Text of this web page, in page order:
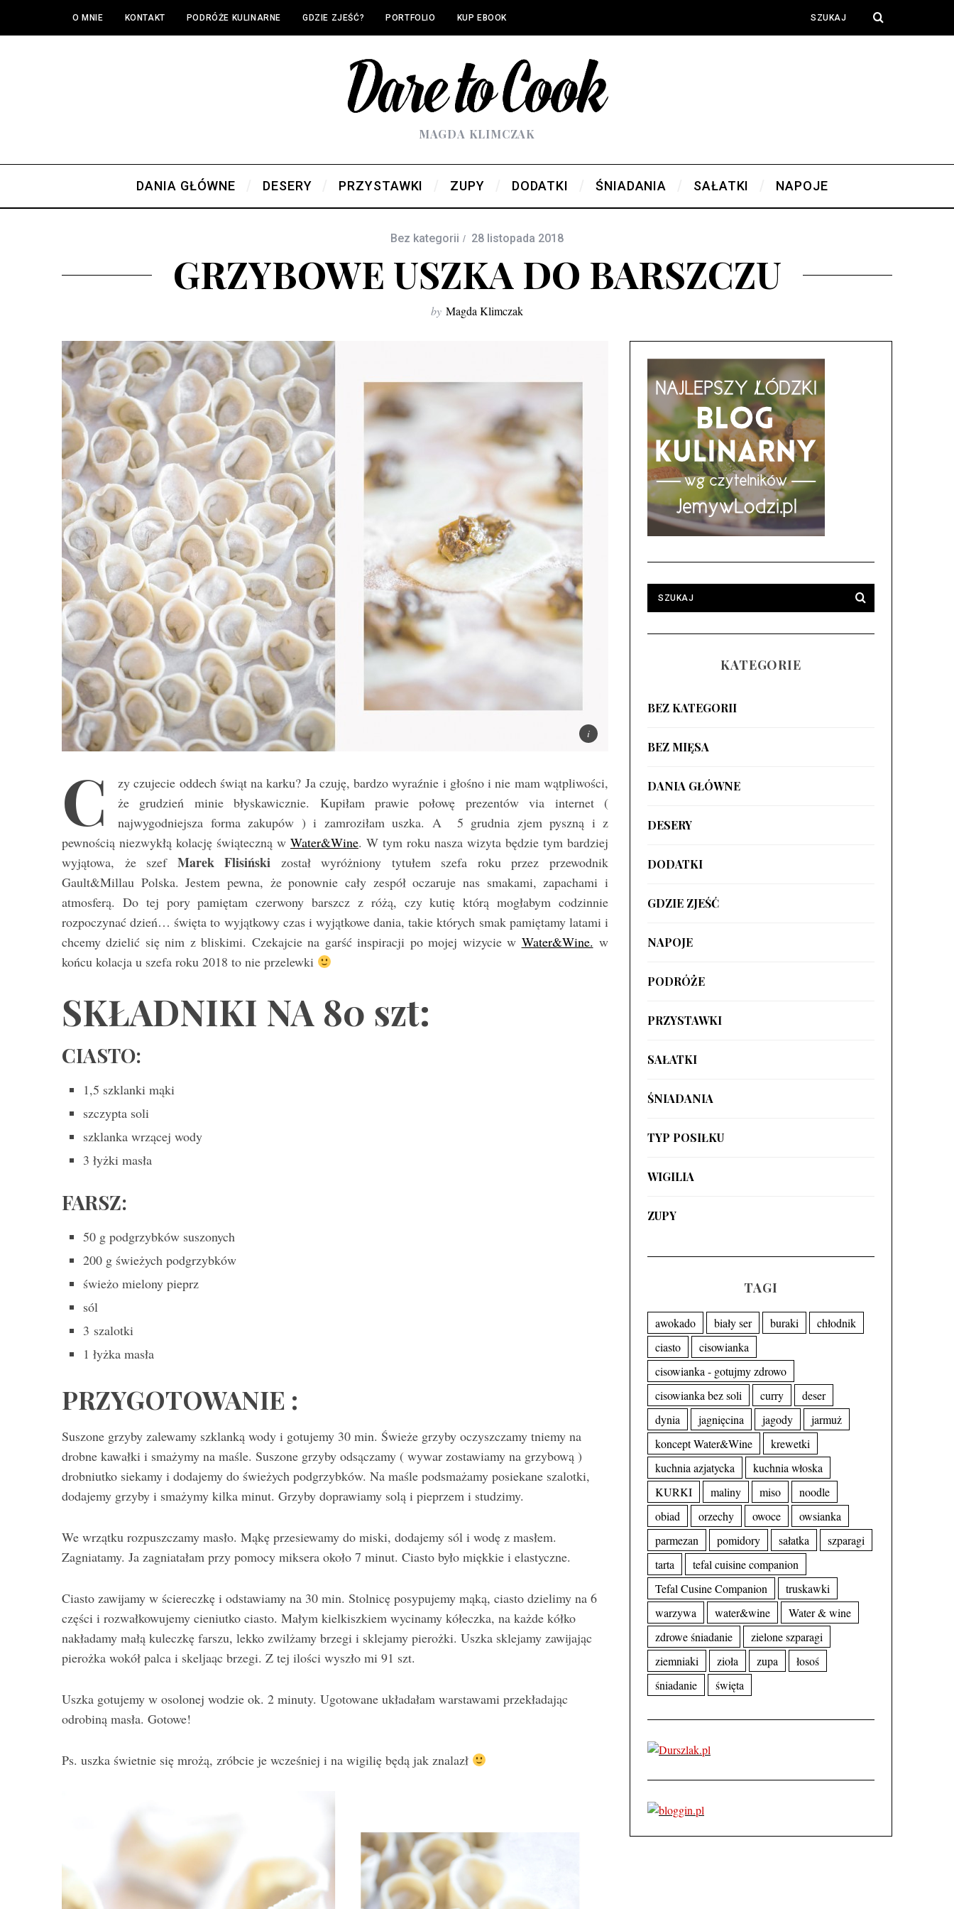
O MNIE KONTAKT PODRÓŻE KULINARNE GDZIE ZJEŚĆ? PORTFOLIO KUP EBOOK
MAGDA KLIMCZAK
DANIA GŁÓWNE DESERY PRZYSTAWKI ZUPY DODATKI ŚNIADANIA SAŁATKI NAPOJE
Bez kategorii 28 listopada 2018
GRZYBOWE USZKA DO BARSZCZU
by Magda Klimczak
C
zy czujecie oddech świąt na karku? Ja czuję, bardzo wyraźnie i głośno i nie mam wątpliwości,
że grudzień minie błyskawicznie. Kupiłam prawie połowę prezentów via internet (
najwygodniejsza forma zakupów ) i zamroziłam uszka. A 5 grudnia zjem pyszną i z
pewnością niezwykłą kolację świąteczną w Water&Wine. W tym roku nasza wizyta będzie tym bardziej
wyjątowa, że szef Marek Flisiński został wyróżniony tytułem szefa roku przez przewodnik
Gault&Millau Polska. Jestem pewna, że ponownie cały zespół oczaruje nas smakami, zapachami i
atmosferą. Do tej pory pamiętam czerwony barszcz z różą, czy kutię którą mogłabym codzinnie
rozpoczynać dzień… święta to wyjątkowy czas i wyjątkowe dania, takie których smak pamiętamy latami i
chcemy dzielić się nim z bliskimi. Czekajcie na garść inspiracji po mojej wizycie w Water&Wine. w
końcu kolacja u szefa roku 2018 to nie przelewki
SKŁADNIKI NA 80 szt:
CIASTO:
1,5 szklanki mąki
szczypta soli
szklanka wrzącej wody
3 łyżki masła
FARSZ:
50 g podgrzybków suszonych
200 g świeżych podgrzybków
świeżo mielony pieprz
sól
3 szalotki
1 łyżka masła
PRZYGOTOWANIE :
Suszone grzyby zalewamy szklanką wody i gotujemy 30 min. Świeże grzyby oczyszczamy tniemy na
drobne kawałki i smażymy na maśle. Suszone grzyby odsączamy ( wywar zostawiamy na grzybową )
drobniutko siekamy i dodajemy do świeżych podgrzybków. Na maśle podsmażamy posiekane szalotki,
dodajemy grzyby i smażymy kilka minut. Grzyby doprawiamy solą i pieprzem i studzimy.
We wrzątku rozpuszczamy masło. Mąkę przesiewamy do miski, dodajemy sól i wodę z masłem.
Zagniatamy. Ja zagniatałam przy pomocy miksera około 7 minut. Ciasto było miękkie i elastyczne.
Ciasto zawijamy w ściereczkę i odstawiamy na 30 min. Stolnicę posypujemy mąką, ciasto dzielimy na 6
części i rozwałkowujemy cieniutko ciasto. Małym kielkiszkiem wycinamy kółeczka, na każde kółko
nakładamy małą kuleczkę farszu, lekko zwilżamy brzegi i sklejamy pierożki. Uszka sklejamy zawijając
pierożka wokół palca i skeljaąc brzegi. Z tej ilości wyszło mi 91 szt.
Uszka gotujemy w osolonej wodzie ok. 2 minuty. Ugotowane układałam warstawami przekładając
odrobiną masła. Gotowe!
Ps. uszka świetnie się mrożą, zróbcie je wcześniej i na wigilię będą jak znalazł
KATEGORIE
BEZ KATEGORII
BEZ MIĘSA
DANIA GŁÓWNE
DESERY
DODATKI
GDZIE ZJEŚĆ
NAPOJE
PODRÓŻE
PRZYSTAWKI
SAŁATKI
ŚNIADANIA
TYP POSIŁKU
WIGILIA
ZUPY
TAGI
awokado biały ser buraki
chłodnik
ciasto
cisowianka
cisowianka - gotujmy zdrowo
cisowianka bez soli
curry
deser
dynia
jagnięcina jagody
jarmuż
koncept Water&Wine
krewetki
kuchnia azjatycka
kuchnia włoska
KURKI
maliny miso
noodle
obiad
orzechy owoce
owsianka
parmezan
pomidory sałatka
szparagi
tarta
tefal cuisine companion
Tefal Cusine Companion
truskawki
warzywa
water&wine
Water & wine
zdrowe śniadanie
zielone szparagi
ziemniaki
zioła zupa
łosoś
śniadanie
święta